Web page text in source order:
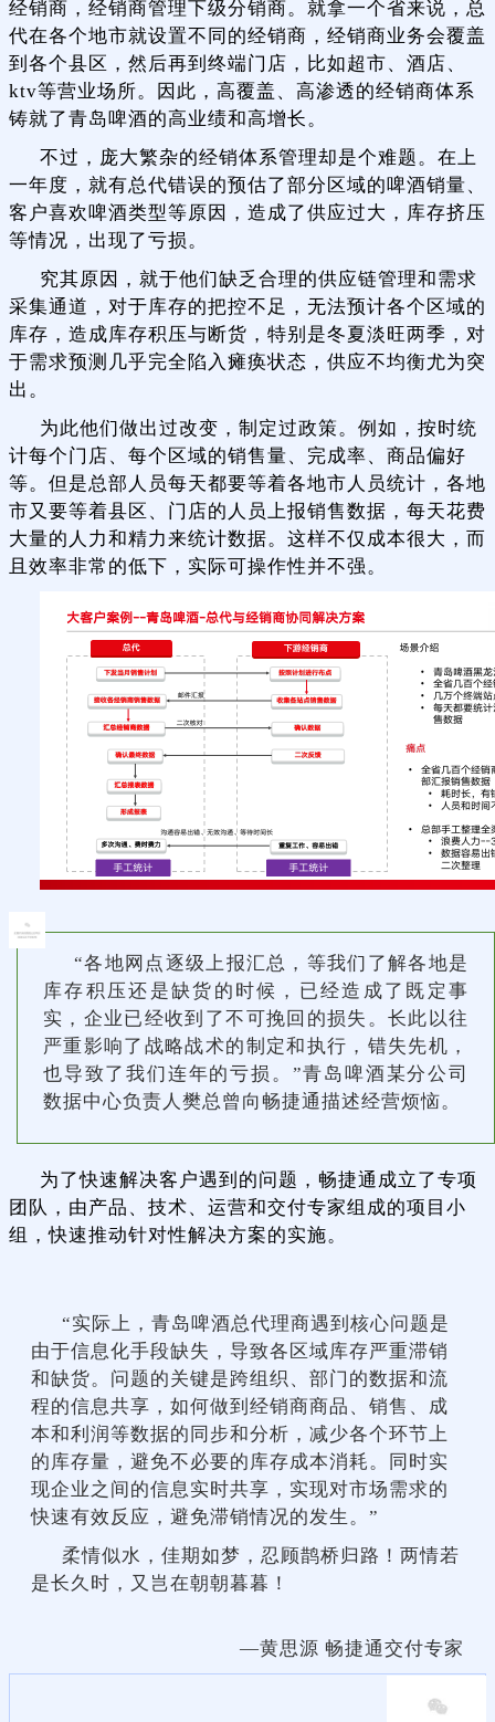
经销商，经销商管理下级分销商。就拿一个省来说，总
代在各个地市就设置不同的经销商，经销商业务会覆盖
到各个县区，然后再到终端门店，比如超市、酒店、
ktv等营业场所。因此，高覆盖、高渗透的经销商体系
铸就了青岛啤酒的高业绩和高增长。
不过，庞大繁杂的经销体系管理却是个难题。在上
一年度，就有总代错误的预估了部分区域的啤酒销量、
客户喜欢啤酒类型等原因，造成了供应过大，库存挤压
等情况，出现了亏损。
究其原因，就于他们缺乏合理的供应链管理和需求
采集通道，对于库存的把控不足，无法预计各个区域的
库存，造成库存积压与断货，特别是冬夏淡旺两季，对
于需求预测几乎完全陷入瘫痪状态，供应不均衡尤为突
出。
为此他们做出过改变，制定过政策。例如，按时统
计每个门店、每个区域的销售量、完成率、商品偏好
等。但是总部人员每天都要等着各地市人员统计，各地
市又要等着县区、门店的人员上报销售数据，每天花费
大量的人力和精力来统计数据。这样不仅成本很大，而
且效率非常的低下，实际可操作性并不强。
“各地网点逐级上报汇总，等我们了解各地是
库存积压还是缺货的时候，已经造成了既定事
实，企业已经收到了不可挽回的损失。长此以往
严重影响了战略战术的制定和执行，错失先机，
也导致了我们连年的亏损。”青岛啤酒某分公司
数据中心负责人樊总曾向畅捷通描述经营烦恼。
为了快速解决客户遇到的问题，畅捷通成立了专项
团队，由产品、技术、运营和交付专家组成的项目小
组，快速推动针对性解决方案的实施。
“实际上，青岛啤酒总代理商遇到核心问题是
由于信息化手段缺失，导致各区域库存严重滞销
和缺货。问题的关键是跨组织、部门的数据和流
程的信息共享，如何做到经销商商品、销售、成
本和利润等数据的同步和分析，减少各个环节上
的库存量，避免不必要的库存成本消耗。同时实
现企业之间的信息实时共享，实现对市场需求的
快速有效反应，避免滞销情况的发生。”
柔情似水，佳期如梦，忍顾鹊桥归路！两情若
是长久时，又岂在朝朝暮暮！
—黄思源 畅捷通交付专家